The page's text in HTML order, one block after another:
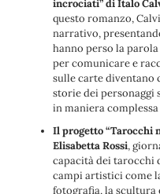
incrociati” di Italo
questo romanzo,
narrativo,
hanno perso la
per comunicare e
sulle carte diventano
storie dei personaggi
in maniera
Il progetto “Tarocchi
Elisabetta Rossi,
capacità dei tarocchi
campi artistici come
fotografia, la scultura